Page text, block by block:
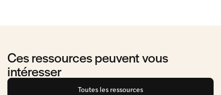
Ces ressources peuvent vous
intéresser
Toutes les ressources